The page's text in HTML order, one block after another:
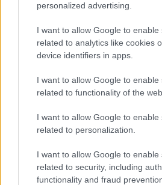
personalized advertising.
I want to allow Google to enable
related to analytics like cookies
device identifiers in apps.
I want to allow Google to enable
related to functionality of the
I want to allow Google to enable
related to personalization.
I want to allow Google to enable
related to security, including
functionality and fraud